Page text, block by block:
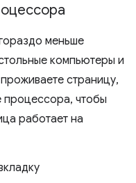
меньше
компьютеры и
страницу,
процессора, чтобы
работает на